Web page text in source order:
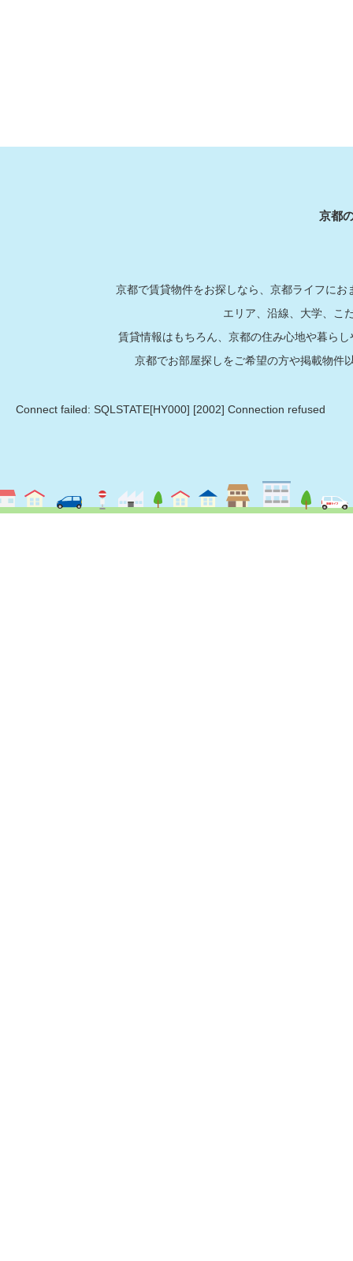
京都
京都で賃貸物件をお探しなら、京都ライフに
エリア、沿線、大学、こ
賃貸情報はもちろん、京都の住み心地や暮ら
京都でお部屋探しをご希望の方や掲載物件
Connect failed: SQLSTATE[HY000] [2002] Connection refused